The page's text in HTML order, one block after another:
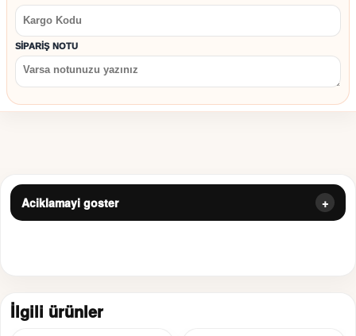
SIPARIŞ NOTU
Aciklamayi goster
İlgili ürünler